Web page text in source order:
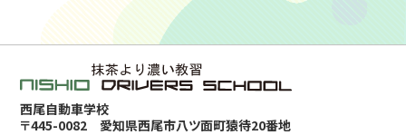
西尾自動車学校
〒445-0082
愛知県西尾市八ツ面町猿待20番地